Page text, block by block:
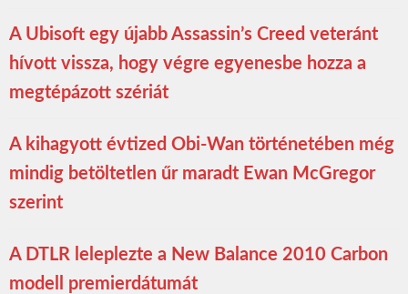
A Ubisoft egy újabb Assassin’s Creed veteránt
hívott vissza, hogy végre egyenesbe hozza a
megtépázott szériát
A kihagyott évtized Obi-Wan történetében még
mindig betöltetlen űr maradt Ewan McGregor
szerint
A DTLR leleplezte a New Balance 2010 Carbon
modell premierdátumát